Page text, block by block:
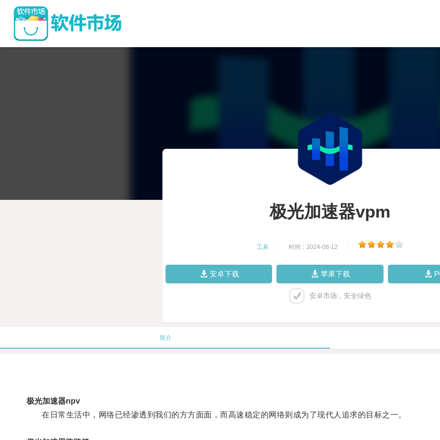
极光加速器vpm
工具 时间：2024-08-12
安卓下载 苹果下载
安卓市场，安全绿色
简介
极光加速器npv
在日常生活中，网络已经渗透到我们的方方面面，而高速稳定的网络则成为了现代人追求的目标之一。